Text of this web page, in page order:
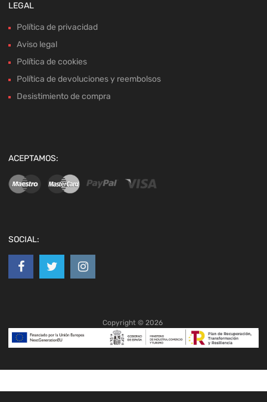
LEGAL
Política de privacidad
Aviso legal
Política de cookies
Política de devoluciones y reembolsos
Desistimiento de compra
ACEPTAMOS:
SOCIAL:
Copyright © 2026